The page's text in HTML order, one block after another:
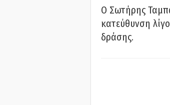
Ο Σωτήρης
κατεύθυνση
δράσης.